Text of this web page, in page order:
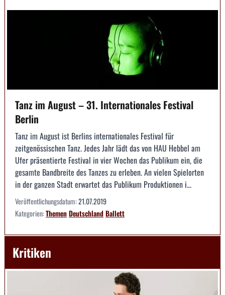
Tanz im August – 31. Internationales Festival
Berlin
Tanz im August ist Berlins internationales Festival für
zeitgenössischen Tanz. Jedes Jahr lädt das von HAU Hebbel am
Ufer präsentierte Festival in vier Wochen das Publikum ein, die
gesamte Bandbreite des Tanzes zu erleben. An vielen Spielorten
in der ganzen Stadt erwartet das Publikum Produktionen i...
Veröffentlichungsdatum:21.07.2019
Kategorien:ThemenDeutschlandBallett
Kritiken